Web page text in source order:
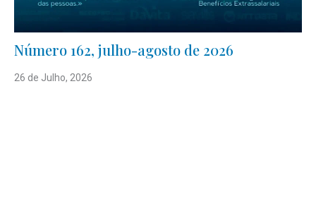
Número 162, julho-agosto de 2026
26 de Julho, 2026